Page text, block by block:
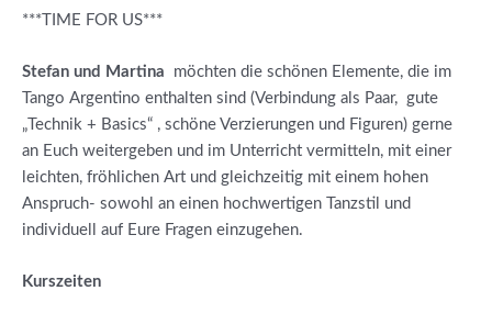
***TIME FOR US***
Stefan und Martina
möchten die schönen Elemente, die im
Tango Argentino enthalten sind (Verbindung als Paar, gute
„Technik + Basics“ , schöne Verzierungen und Figuren) gerne
an Euch weitergeben und im Unterricht vermitteln, mit einer
leichten, fröhlichen Art und gleichzeitig mit einem hohen
Anspruch- sowohl an einen hochwertigen Tanzstil und
individuell auf Eure Fragen einzugehen.
Kurszeiten